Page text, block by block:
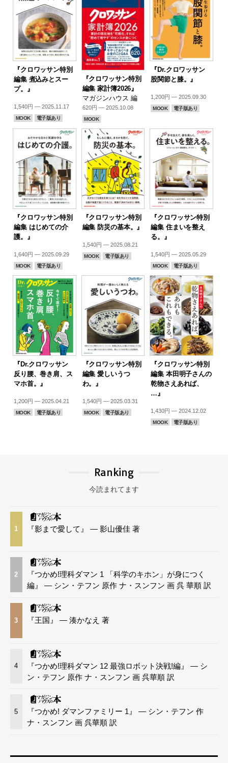
『クロワッサン特別
編集 煮込みとスー
プ。』
1,540円 — 2025.11.17
MOOK 電子版あり
『クロワッサン特別
編集 家計簿2026』
マガジンハウス 編
620円 — 2025.10.08
MOOK
『Dr.クロワッサン
股関節と膝。』
1,200円 — 2025.09.30
MOOK 電子版あり
『クロワッサン特別
編集 はじめての介
護。』
1,640円 — 2025.09.29
MOOK 電子版あり
『クロワッサン特別
編集 防災の基本。』
1,540円 — 2025.08.21
MOOK 電子版あり
『クロワッサン特別
編集 住まいを整え
る。』
1,540円 — 2025.05.29
MOOK 電子版あり
『Dr.クロワッサン
反り腰、巻き肩、ス
マホ首。』
1,200円 — 2025.04.21
MOOK 電子版あり
『クロワッサン特別
編集 愛しいうつ
わ。』
1,540円 — 2025.03.31
MOOK 電子版あり
『クロワッサン特別
編集 本田明子さんの
乾物さえあれば、
…』
1,430円 — 2024.12.02
MOOK 電子版あり
Ranking
今読まれてます
1 『影まで愛して』 — 影山優佳 著
2
『つかめ!理科ダマン 1 「科学のキホン」が身につく
編』 — シン・テフン 原作 ナ・スンフン 画 呉 華順 訳
3 『王国』 — 湊かなえ 著
4
『つかめ!理科ダマン 12 最強ロボット決戦!編』 — シ
ン・テフン 原作 ナ・スンフン 画 呉華順 訳
5
『つかめ! ダマンファミリー 1』 — シン・テフン 作
ナ・スンフン 画 呉華順 訳